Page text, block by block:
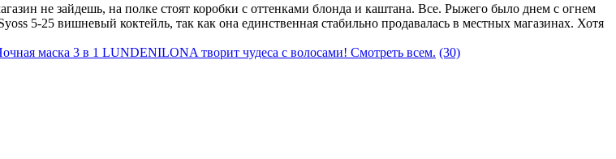
не зайдешь, на полке стоят коробки с оттенками блонда и каштана. Все. Рыжего было днем с огнем
5-25 вишневый коктейль, так как она единственная стабильно продавалась в местных магазинах. Хотя
маска 3 в 1 LUNDENILONA творит чудеса с волосами! Смотреть всем. (30)